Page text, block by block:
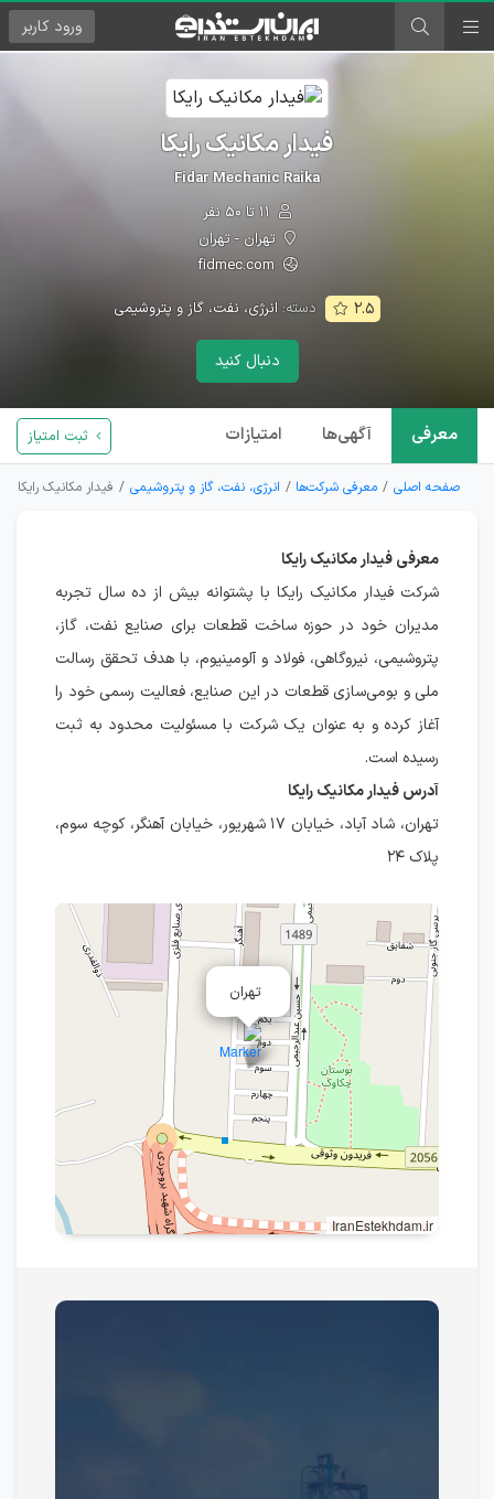
ورود کاربر
فیدار مکانیک رایکا
Fidar Mechanic Raika
تهران - تهران
fidmec.com
۲.۵ دسته: انرژی، نفت، گاز و پتروشیمی
دنبال کنید
معرفی آگهی‌ها امتیازات ثبت امتیاز
صفحه اصلی معرفی شرکت‌ها انرژی، نفت، گاز و پتروشیمی فیدار مکانیک رایکا
معرفی فیدار مکانیک رایکا
شرکت فیدار مکانیک رایکا با پشتوانه بیش از ده سال تجربه
مدیران خود در حوزه ساخت قطعات برای صنایع نفت، گاز،
پتروشیمی، نیروگاهی، فولاد و آلومینیوم، با هدف تحقق رسالت
ملی و بومی‌سازی قطعات در این صنایع، فعالیت رسمی خود را
آغاز کرده و به عنوان یک شرکت با مسئولیت محدود به ثبت
رسیده است.
آدرس فیدار مکانیک رایکا
تهران، شاد آباد، خیابان ۱۷ شهریور، خیابان آهنگر، کوچه سوم،
پلاک ۲۴
تهران
IranEstekhdam.ir